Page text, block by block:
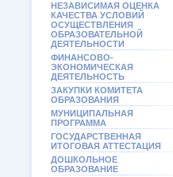
НЕЗАВИСИМАЯ ОЦЕНКА
КАЧЕСТВА УСЛОВИЙ
ОСУЩЕСТВЛЕНИЯ
ОБРАЗОВАТЕЛЬНОЙ
ДЕЯТЕЛЬНОСТИ
ФИНАНСОВО-
ЭКОНОМИЧЕСКАЯ
ДЕЯТЕЛЬНОСТЬ
ЗАКУПКИ КОМИТЕТА
ОБРАЗОВАНИЯ
МУНИЦИПАЛЬНАЯ
ПРОГРАММА
ГОСУДАРСТВЕННАЯ
ИТОГОВАЯ АТТЕСТАЦИЯ
ДОШКОЛЬНОЕ
ОБРАЗОВАНИЕ